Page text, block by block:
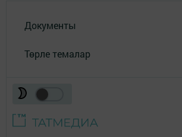
Документы
Төрле темалар